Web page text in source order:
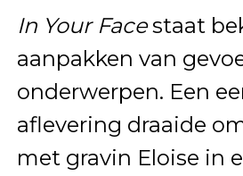
In Your Facestaat
aanpakken van
onderwerpen. Een
aflevering draaide
met gravin Eloise in